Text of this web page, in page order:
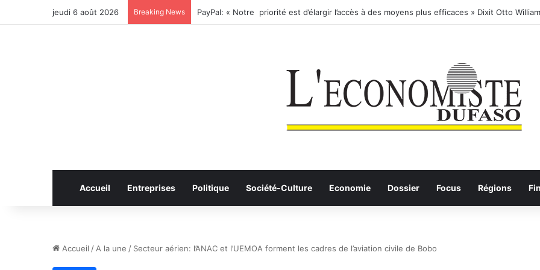
jeudi 6 août 2026 Breaking News
Accueil Entreprises Politique Société-Culture Economie Dossier Focus Régions
Accueil / A la une / Secteur aérien: l’ANAC et l’UEMOA forment les cadres de l’aviation civile de Bobo